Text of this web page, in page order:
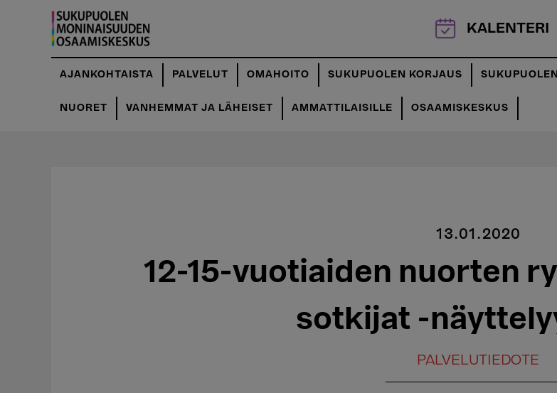
pääsisältöön
KALENTERI
AJANKOHTAISTA PALVELUT OMAHOITO SUKUPUOLEN KORJAUS
NUORET VANHEMMAT JA LÄHEISET AMMATTILAISILLE OSAAMISKESKUS
13.01.2020
12-15-vuotiaiden nuorten
sotkijat -
PALVELUTIEDOTE